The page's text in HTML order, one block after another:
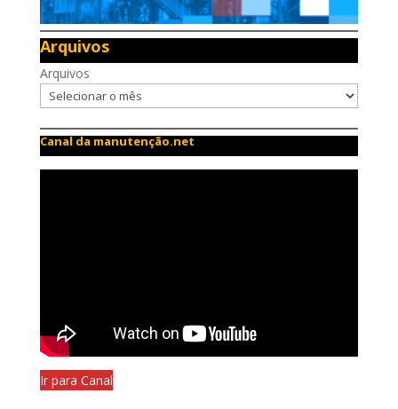
Arquivos
Arquivos
Canal da manutenção.net
Ir para Canal